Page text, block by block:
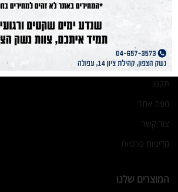
מועדון קליעה
בלוג
גלריה
תקנון
מפת אתר
צור קשר
מדיניות פרטיות
המוצרים שלנו